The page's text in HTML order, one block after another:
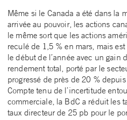
Même si le Canada a été dans la
arrivée au pouvoir, les actions
le même sort que les actions
reculé de 1,5 % en mars, mais
le début de l’année avec un gain
rendement total, porté par le
progressé de près de 20 %
Compte tenu de l’incertitude
commerciale, la BdC a réduit les
taux directeur de 25 pb pour le